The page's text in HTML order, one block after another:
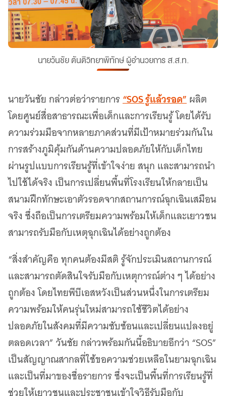
นายวันชัย ตันติวิทยาพิทักษ์ ผู้อำนวยการ ส.ส.ท.
นายวันชัย กล่าวต่อว่ารายการ“SOS รู้แล้วรอด”ผลิต
โดยศูนย์สื่อสาธารณะเพื่อเด็กและการเรียนรู้ โดยได้รับ
ความร่วมมือจากหลายภาคส่วนที่มีเป้าหมายร่วมกันใน
การสร้างภูมิคุ้มกันด้านความปลอดภัยให้กับเด็กไทย
ผ่านรูปแบบการเรียนรู้ที่เข้าใจง่าย สนุก และสามารถนำ
ไปใช้ได้จริง เป็นการเปลี่ยนพื้นที่โรงเรียนให้กลายเป็น
สนามฝึกทักษะเอาตัวรอดจากสถานการณ์ฉุกเฉินเสมือน
จริง ซึ่งถือเป็นการเตรียมความพร้อมให้เด็กและเยาวชน
สามารถรับมือกับเหตุฉุกเฉินได้อย่างถูกต้อง
“สิ่งสำคัญคือ ทุกคนต้องมีสติ รู้จักประเมินสถานการณ์
และสามารถตัดสินใจรับมือกับเหตุการณ์ต่าง ๆ ได้อย่าง
ถูกต้อง โดยไทยพีบีเอสหวังเป็นส่วนหนึ่งในการเตรียม
ความพร้อมให้คนรุ่นใหม่สามารถใช้ชีวิตได้อย่าง
ปลอดภัยในสังคมที่มีความซับซ้อนและเปลี่ยนแปลงอยู่
ตลอดเวลา” วันชัย กล่าวพร้อมกันนี้อธิบายอีกว่า “SOS”
เป็นสัญญาณสากลที่ใช้ขอความช่วยเหลือในยามฉุกเฉิน
และเป็นที่มาของชื่อรายการ ซึ่งจะเป็นพื้นที่การเรียนรู้ที่